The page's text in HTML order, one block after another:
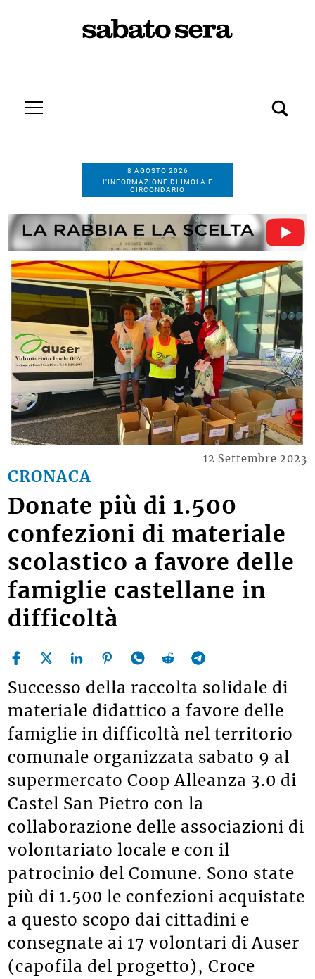
8 AGOSTO 2026
L’INFORMAZIONE DI IMOLA E
CIRCONDARIO
CRONACA
12 Settembre 2023
Donate più di 1.500
confezioni di materiale
scolastico a favore delle
famiglie castellane in
difficoltà
Successo della raccolta solidale di
materiale didattico a favore delle
famiglie in difficoltà nel territorio
comunale organizzata sabato 9 al
supermercato Coop Alleanza 3.0 di
Castel San Pietro con la
collaborazione delle associazioni di
volontariato locale e con il
patrocinio del Comune. Sono state
più di 1.500 le confezioni acquistate
a questo scopo dai cittadini e
consegnate ai 17 volontari di Auser
(capofila del progetto), Croce